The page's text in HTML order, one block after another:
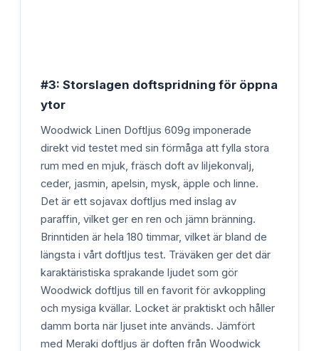
#3: Storslagen doftspridning för öppna
ytor
Woodwick Linen Doftljus 609g imponerade
direkt vid testet med sin förmåga att fylla stora
rum med en mjuk, fräsch doft av liljekonvalj,
ceder, jasmin, apelsin, mysk, äpple och linne.
Det är ett sojavax doftljus med inslag av
paraffin, vilket ger en ren och jämn bränning.
Brinntiden är hela 180 timmar, vilket är bland de
längsta i vårt doftljus test. Träväken ger det där
karaktäristiska sprakande ljudet som gör
Woodwick doftljus till en favorit för avkoppling
och mysiga kvällar. Locket är praktiskt och håller
damm borta när ljuset inte används. Jämfört
med Meraki doftljus är doften från Woodwick